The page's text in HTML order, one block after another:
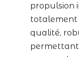
propulsion
totalement
qualité,
permettant